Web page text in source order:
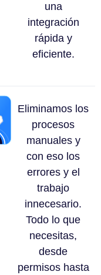
una
integración
rápida y
eficiente.
Eliminamos los
procesos
manuales y
con eso los
errores y el
trabajo
innecesario.
Todo lo que
necesitas,
desde
permisos hasta